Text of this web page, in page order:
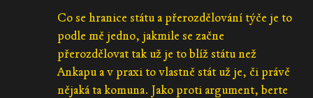
Co se hranice státu a přerozdělování týče je to
podle mě jedno, jakmile se začne
přerozdělovat tak už je to blíž státu než
Ankapu a v praxi to vlastně stát už je, či právě
nějaká ta komuna. Jako proti argument, berte